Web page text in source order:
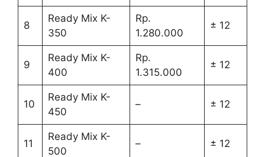
8
Ready Mix K-
350
Rp.
1.280.000
± 12
9
Ready Mix K-
400
Rp.
1.315.000
± 12
10
Ready Mix K-
450
– ± 12
11
Ready Mix K-
500
– ± 12